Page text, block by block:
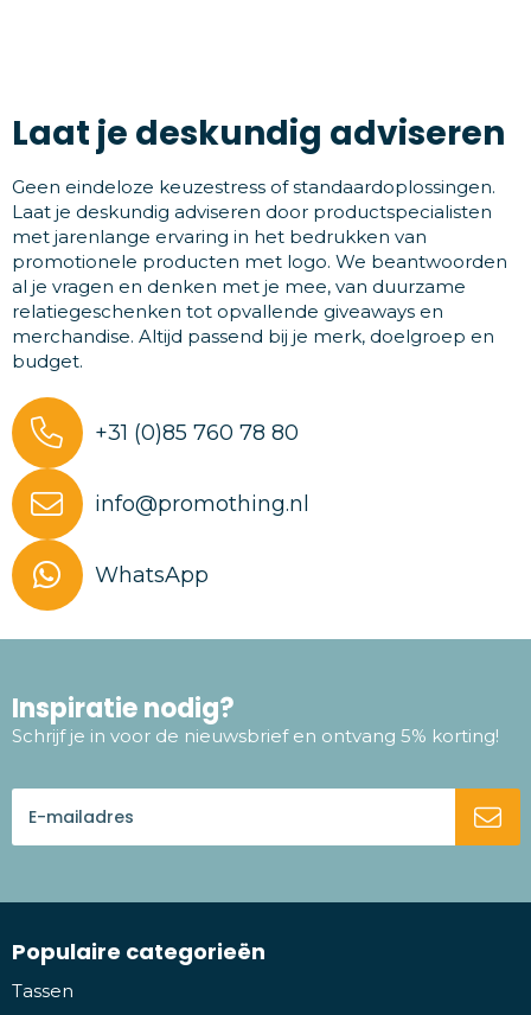
Laat je deskundig adviseren
Geen eindeloze keuzestress of standaardoplossingen.
Laat je deskundig adviseren door productspecialisten
met jarenlange ervaring in het bedrukken van
promotionele producten met logo. We beantwoorden
al je vragen en denken met je mee, van duurzame
relatiegeschenken tot opvallende giveaways en
merchandise. Altijd passend bij je merk, doelgroep en
budget.
+31 (0)85 760 78 80
info@promothing.nl
WhatsApp
Inspiratie nodig?
Schrijf je in voor de nieuwsbrief en ontvang 5% korting!
Populaire categorieën
Tassen